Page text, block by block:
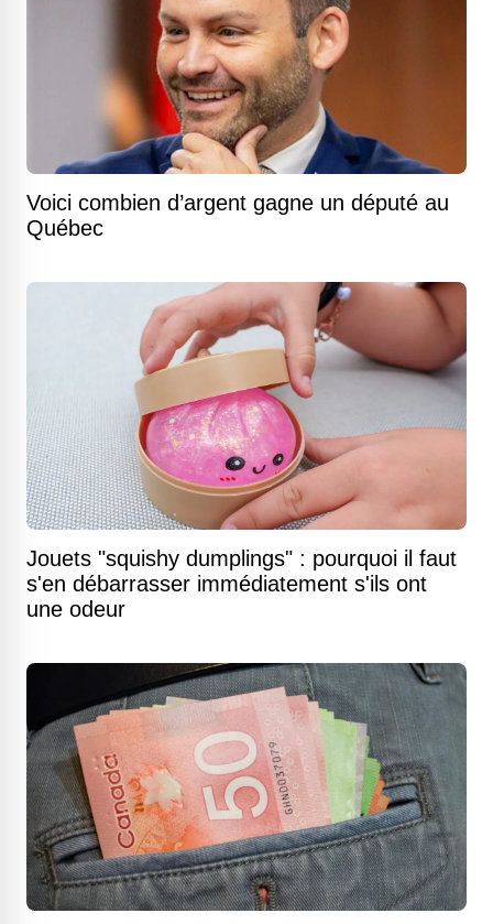
Voici combien d’argent gagne un député au
Québec
Jouets "squishy dumplings" : pourquoi il faut
s'en débarrasser immédiatement s'ils ont
une odeur